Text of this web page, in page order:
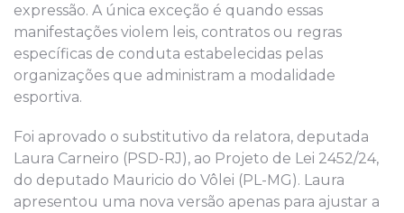
expressão. A única exceção é quando essas
manifestações violem leis, contratos ou regras
específicas de conduta estabelecidas pelas
organizações que administram a modalidade
esportiva.
Foi aprovado o substitutivo da relatora, deputada
Laura Carneiro (PSD-RJ), ao Projeto de Lei 2452/24,
do deputado Mauricio do Vôlei (PL-MG). Laura
apresentou uma nova versão apenas para ajustar a